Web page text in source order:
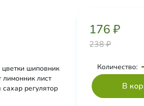
цветки шиповник
лист
регулятор
кислота
176 ₽
238 ₽
Количество: